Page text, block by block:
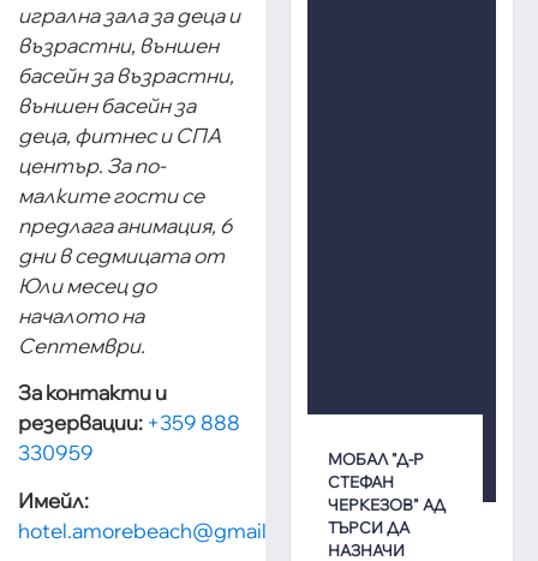
игрална зала за деца и
възрастни, външен
басейн за възрастни,
външен басейн за
деца, фитнес и СПА
център. За по-
малките гости се
предлага анимация, 6
дни в седмицата от
Юли месец до
началото на
Септември.
За контакти и
резервации: +359 888
330959
Имейл:
hotel.amorebeach@gmail.com
МОБАЛ "Д-Р
СТЕФАН
ЧЕРКЕЗОВ" АД
ТЪРСИ ДА
НАЗНАЧИ